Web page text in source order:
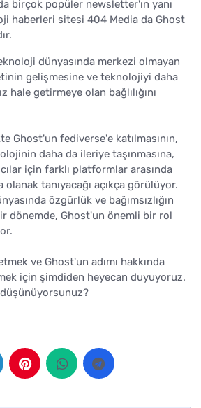
birçok popüler newsletter'ın yanı
haberleri sitesi 404 Media da Ghost
dünyasında merkezi olmayan
gelişmesine ve teknolojiyi daha
hale getirmeye olan bağlılığını
Ghost'un fediverse'e katılmasının,
daha da ileriye taşınmasına,
için farklı platformlar arasında
tanıyacağı açıkça görülüyor.
özgürlük ve bağımsızlığın
dönemde, Ghost'un önemli bir rol
ve Ghost'un adımı hakkında
için şimdiden heyecan duyuyoruz.